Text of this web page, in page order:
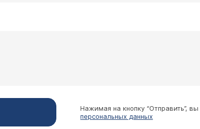
Нажимая на кнопку “Отправить”,
персональных данных